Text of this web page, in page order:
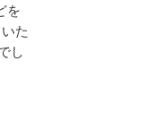
を
た
し